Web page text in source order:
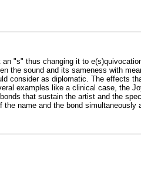
"s" thus changing it to
the sound and its sameness with
consider as diplomatic. The effects
examples like a clinical case, the
that sustain the artist and the
name and the bond simultaneously